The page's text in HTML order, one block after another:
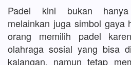
Padel kini bukan
melainkan juga simbol gaya
orang memilih padel
olahraga sosial yang bisa
kalangan, namun tetap